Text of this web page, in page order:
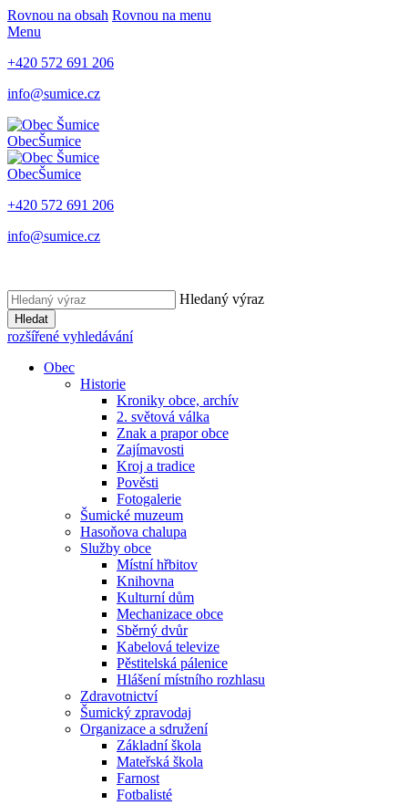
Rovnou na obsah Rovnou na menu
Menu
+420 572 691 206
info@sumice.cz
ObecŠumice
ObecŠumice
+420 572 691 206
info@sumice.cz
Hledaný výraz
Hledat
rozšířené vyhledávání
Obec
Historie
Kroniky obce, archív
2. světová válka
Znak a prapor obce
Zajímavosti
Kroj a tradice
Pověsti
Fotogalerie
Šumické muzeum
Hasoňova chalupa
Služby obce
Místní hřbitov
Knihovna
Kulturní dům
Mechanizace obce
Sběrný dvůr
Kabelová televize
Pěstitelská pálenice
Hlášení místního rozhlasu
Zdravotnictví
Šumický zpravodaj
Organizace a sdružení
Základní škola
Mateřská škola
Farnost
Fotbalisté